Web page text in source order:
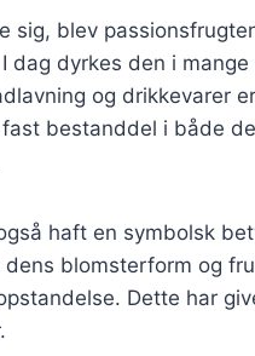
sig, blev
dag dyrkes den i
og drikkevarer
bestanddel i både
haft en symbolsk
blomsterform og
Dette har